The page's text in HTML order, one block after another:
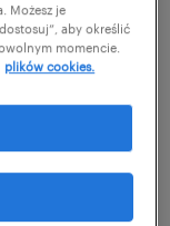
oraz
Możesz je
aby określić
momencie.
plików cookies.